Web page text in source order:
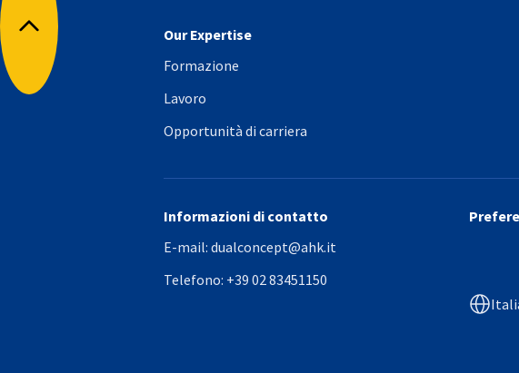
Torna all'inizio
Our Expertise
Formazione
Lavoro
Opportunità di carriera
Informazioni di contatto
E-mail: dualconcept@ahk.it
Telefono: +39 02 83451150